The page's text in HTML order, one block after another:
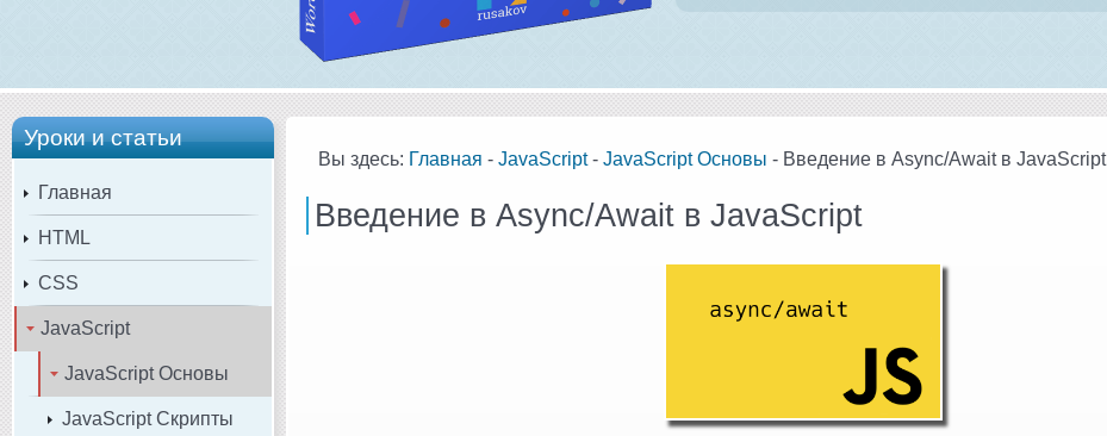
Уроки и статьи
Главная
HTML
CSS
JavaScript
JavaScript Основы
JavaScript Скрипты
Вы здесь: Главная - JavaScript- JavaScript Основы - Введение в Async/Await в JavaScript
Введение в Async/Await в JavaScript